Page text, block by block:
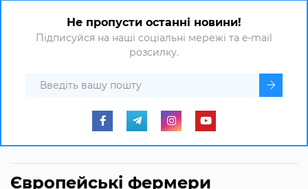
Не пропусти останні новини!
Підписуйся на наші соціальні мережі та e-mail
розсилку.
Європейські фермери